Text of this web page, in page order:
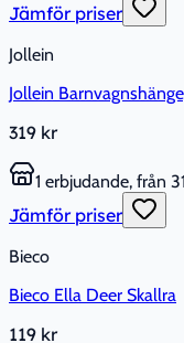
Jämför priser
Jollein
Jollein
319 kr
1 erbjudande, från
Jämför priser
Bieco
Bieco Ella Deer Skallra
119 kr